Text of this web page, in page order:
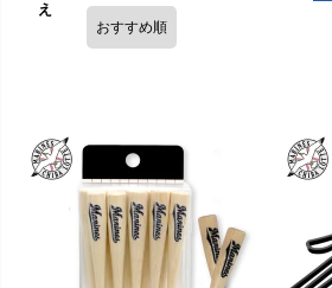
え
おすすめ順